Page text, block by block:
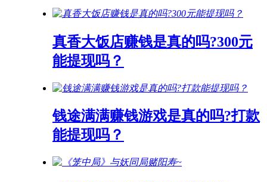
真香大饭店赚钱是真的吗?300元
能提现吗？
钱途满满赚钱游戏是真的吗?打款
能提现吗？